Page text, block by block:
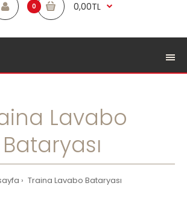
0 0,00TL
Lavabo
Bataryası
Traina Lavabo Bataryası